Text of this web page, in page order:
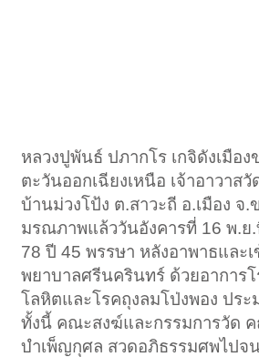
หลวงปูพันธ์ ปภากโร เกจิดังเมือ
ตะวันออกเฉียงเหนือ เจ้าอาวาส
บ้านม่วงโป้ง ต.สาวะถี อ.เมือง จ
มรณภาพแล้ววันอังคารที่ 16 พ.ย
78 ปี 45 พรรษา หลังอาพาธและ
พยาบาลศรีนครินทร์ ด้วยอาการ
โลหิตและโรคถุงลมโป่งพอง ปร
ทั้งนี้ คณะสงฆ์และกรรมการวัด
บำเพ็ญกุศล สวดอภิธรรมศพไปจ